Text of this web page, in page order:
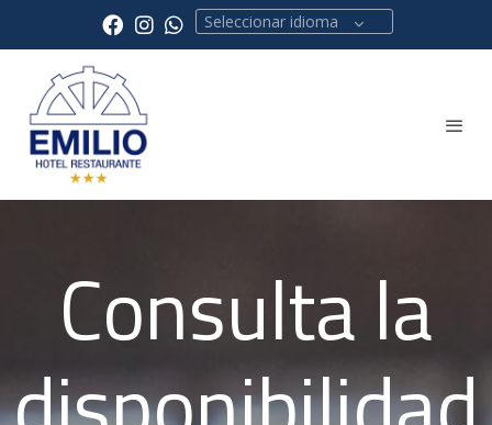
Seleccionar idioma
Consulta la